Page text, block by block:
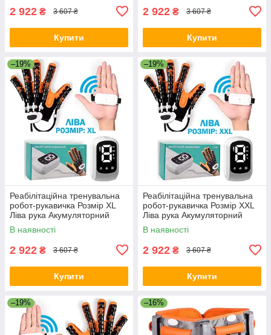
2 922 ₴ 3 607 ₴
Купити
2 922 ₴ 3 607 ₴
Купити
–19%
Реабілітаційна тренувальна
робот-рукавичка Розмір XL
Ліва рука Акумуляторний
Засіб для відновлення
функцій пальців та кисті
В наявності
2 922 ₴ 3 607 ₴
Купити
–19%
Реабілітаційна тренувальна
робот-рукавичка Розмір XXL
Ліва рука Акумуляторний
Засіб для відновлення
функцій пальців та кисті
В наявності
2 922 ₴ 3 607 ₴
Купити
–19% –16%